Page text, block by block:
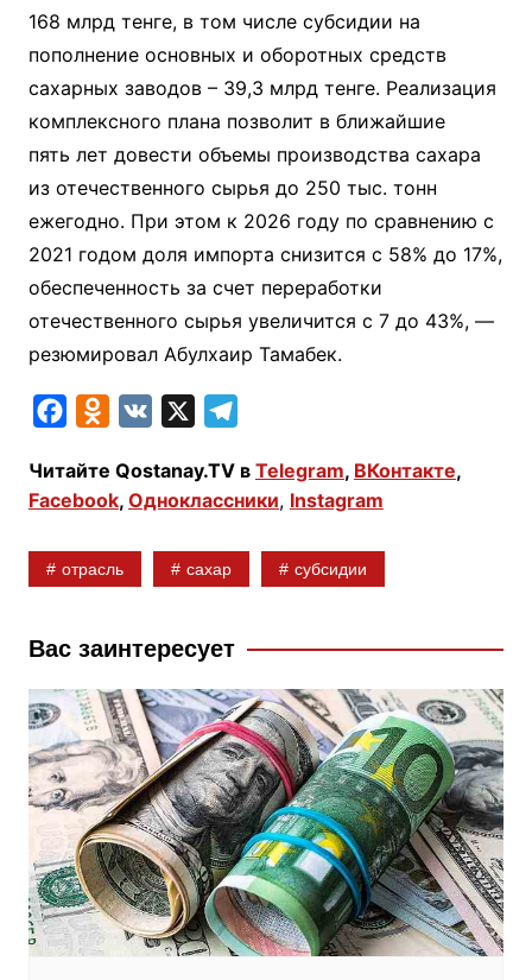
168 млрд тенге, в том числе субсидии на
пополнение основных и оборотных средств
сахарных заводов – 39,3 млрд тенге. Реализация
комплексного плана позволит в ближайшие
пять лет довести объемы производства сахара
из отечественного сырья до 250 тыс. тонн
ежегодно. При этом к 2026 году по сравнению с
2021 годом доля импорта снизится с 58% до 17%,
обеспеченность за счет переработки
отечественного сырья увеличится с 7 до 43%, —
резюмировал Абулхаир Тамабек.
c
e
o
k
n
o
l
s
n
i
k
i
l
e
m
Читайте Qostanay.TV в Telegram, ВКонтакте,
Facebook, Одноклассники, Instagram
отрасль сахар субсидии
Вас заинтересует